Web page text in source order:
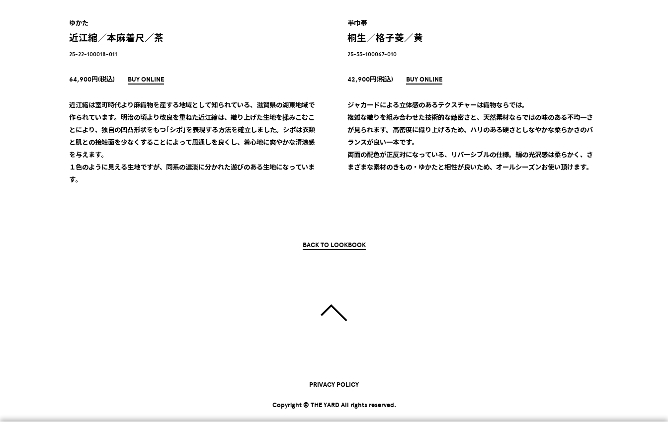
ゆかた
近江縮／本麻着尺／茶
25-22-100018-011
64,900円(税込) BUY ONLINE
近江縮は室町時代より麻織物を産する地域として知られている、滋賀県の湖東地域で
作られています。明治の頃より改良を重ねた近江縮は、織り上げた生地を揉みこむこ
とにより、独自の凹凸形状をもつ｢シボ｣を表現する方法を確立しました。シボは衣類
と肌との接触面を少なくすることによって風通しを良くし、着心地に爽やかな清涼感
を与えます。
１色のように見える生地ですが、同系の濃淡に分かれた遊びのある生地になっていま
す。
半巾帯
桐生／格子菱／黄
25-33-100067-010
42,900円(税込) BUY ONLINE
ジャカードによる立体感のあるテクスチャーは織物ならでは。
複雑な織りを組み合わせた技術的な緻密さと、天然素材ならではの味のある不均一さ
が見られます。高密度に織り上げるため、ハリのある硬さとしなやかな柔らかさのバ
ランスが良い一本です。
両面の配色が正反対になっている、リバーシブルの仕様。絹の光沢感は柔らかく、さ
まざまな素材のきもの・ゆかたと相性が良いため、オールシーズンお使い頂けます。
BACK TO LOOKBOOK
PRIVACY POLICY
Copyright © THE YARD All rights reserved.